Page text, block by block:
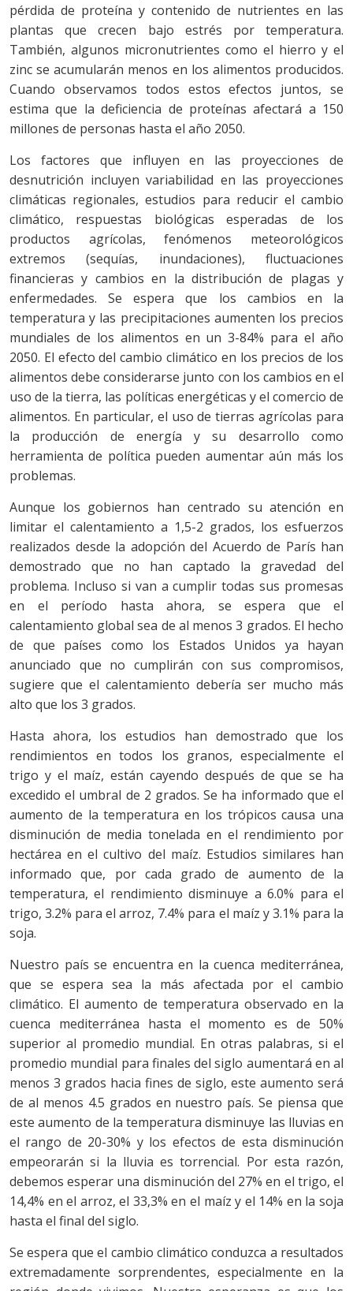
pérdida de proteína y contenido de nutrientes en las
plantas que crecen bajo estrés por temperatura.
También, algunos micronutrientes como el hierro y el
zinc se acumularán menos en los alimentos producidos.
Cuando observamos todos estos efectos juntos, se
estima que la deficiencia de proteínas afectará a 150
millones de personas hasta el año 2050.
Los factores que influyen en las proyecciones de
desnutrición incluyen variabilidad en las proyecciones
climáticas regionales, estudios para reducir el cambio
climático, respuestas biológicas esperadas de los
productos agrícolas, fenómenos meteorológicos
extremos (sequías, inundaciones), fluctuaciones
financieras y cambios en la distribución de plagas y
enfermedades. Se espera que los cambios en la
temperatura y las precipitaciones aumenten los precios
mundiales de los alimentos en un 3-84% para el año
2050. El efecto del cambio climático en los precios de los
alimentos debe considerarse junto con los cambios en el
uso de la tierra, las políticas energéticas y el comercio de
alimentos. En particular, el uso de tierras agrícolas para
la producción de energía y su desarrollo como
herramienta de política pueden aumentar aún más los
problemas.
Aunque los gobiernos han centrado su atención en
limitar el calentamiento a 1,5-2 grados, los esfuerzos
realizados desde la adopción del Acuerdo de París han
demostrado que no han captado la gravedad del
problema. Incluso si van a cumplir todas sus promesas
en el período hasta ahora, se espera que el
calentamiento global sea de al menos 3 grados. El hecho
de que países como los Estados Unidos ya hayan
anunciado que no cumplirán con sus compromisos,
sugiere que el calentamiento debería ser mucho más
alto que los 3 grados.
Hasta ahora, los estudios han demostrado que los
rendimientos en todos los granos, especialmente el
trigo y el maíz, están cayendo después de que se ha
excedido el umbral de 2 grados. Se ha informado que el
aumento de la temperatura en los trópicos causa una
disminución de media tonelada en el rendimiento por
hectárea en el cultivo del maíz. Estudios similares han
informado que, por cada grado de aumento de la
temperatura, el rendimiento disminuye a 6.0% para el
trigo, 3.2% para el arroz, 7.4% para el maíz y 3.1% para la
soja.
Nuestro país se encuentra en la cuenca mediterránea,
que se espera sea la más afectada por el cambio
climático. El aumento de temperatura observado en la
cuenca mediterránea hasta el momento es de 50%
superior al promedio mundial. En otras palabras, si el
promedio mundial para finales del siglo aumentará en al
menos 3 grados hacia fines de siglo, este aumento será
de al menos 4.5 grados en nuestro país. Se piensa que
este aumento de la temperatura disminuye las lluvias en
el rango de 20-30% y los efectos de esta disminución
empeorarán si la lluvia es torrencial. Por esta razón,
debemos esperar una disminución del 27% en el trigo, el
14,4% en el arroz, el 33,3% en el maíz y el 14% en la soja
hasta el final del siglo.
Se espera que el cambio climático conduzca a resultados
extremadamente sorprendentes, especialmente en la